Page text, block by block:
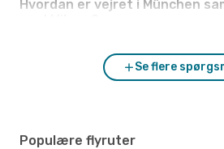
Hvordan er vejret i München
Se flere
Populære flyruter